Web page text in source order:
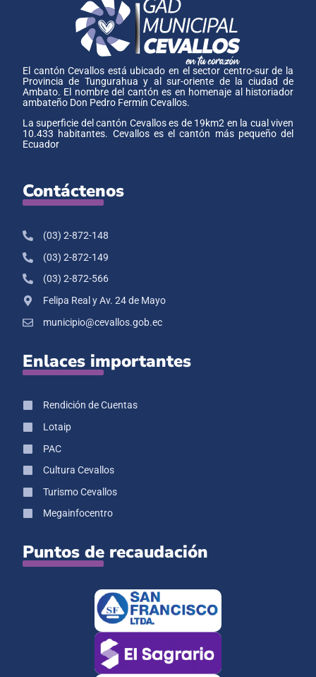
El cantón Cevallos está ubicado en el sector centro-sur de la
Provincia de Tungurahua y al sur-oriente de la ciudad de
Ambato. El nombre del cantón es en homenaje al historiador
ambateño Don Pedro Fermín Cevallos.
La superficie del cantón Cevallos es de 19km2 en la cual viven
10.433 habitantes. Cevallos es el cantón más pequeño del
Ecuador
Contáctenos
(03) 2-872-148
(03) 2-872-149
(03) 2-872-566
Felipa Real y Av. 24 de Mayo
municipio@cevallos.gob.ec
Enlaces importantes
Rendición de Cuentas
Lotaip
PAC
Cultura Cevallos
Turismo Cevallos
Megainfocentro
Puntos de recaudación